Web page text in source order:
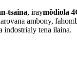
tsaina, iraymôdiola
ambony,
indostrialy tena ilaina.